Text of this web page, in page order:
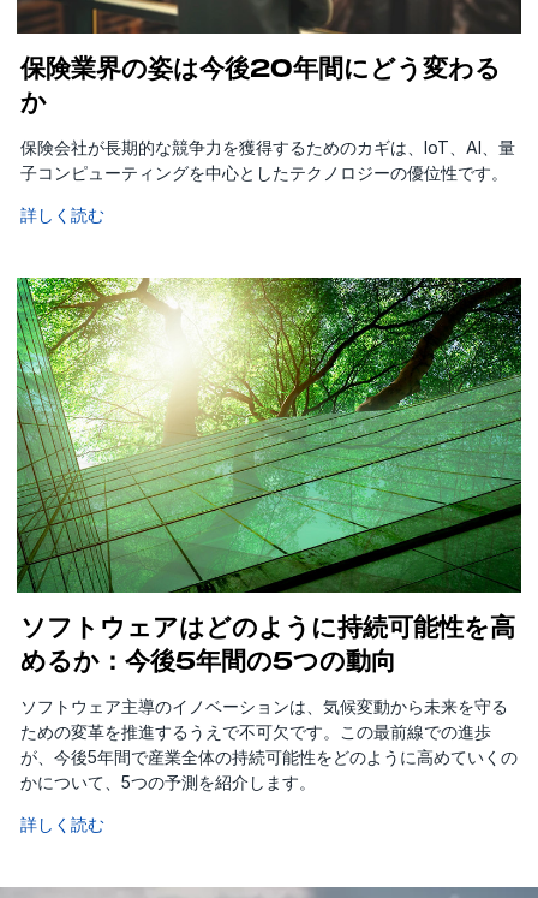
保険業界の姿は今後20年間にどう変わる
か
保険会社が長期的な競争力を獲得するためのカギは、IoT、AI、量
子コンピューティングを中心としたテクノロジーの優位性です。
詳しく読む
ソフトウェアはどのように持続可能性を高
めるか：今後5年間の5つの動向
ソフトウェア主導のイノベーションは、気候変動から未来を守る
ための変革を推進するうえで不可欠です。この最前線での進歩
が、今後5年間で産業全体の持続可能性をどのように高めていくの
かについて、5つの予測を紹介します。
詳しく読む